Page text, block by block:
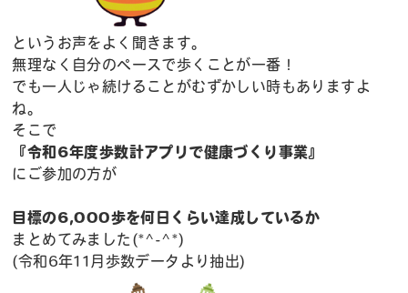
というお声をよく聞きます。
無理なく自分のペースで歩くことが一番！
でも一人じゃ続けることがむずかしい時もありますよ
ね。
そこで
『令和6年度歩数計アプリで健康づくり事業』
にご参加の方が
目標の6,000歩を何日くらい達成しているか
まとめてみました(*^-^*)
(令和6年11月歩数データより抽出)